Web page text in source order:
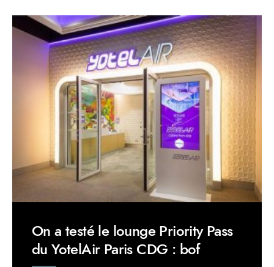
On a testé le lounge Priority Pass
du YotelAir Paris CDG : bof